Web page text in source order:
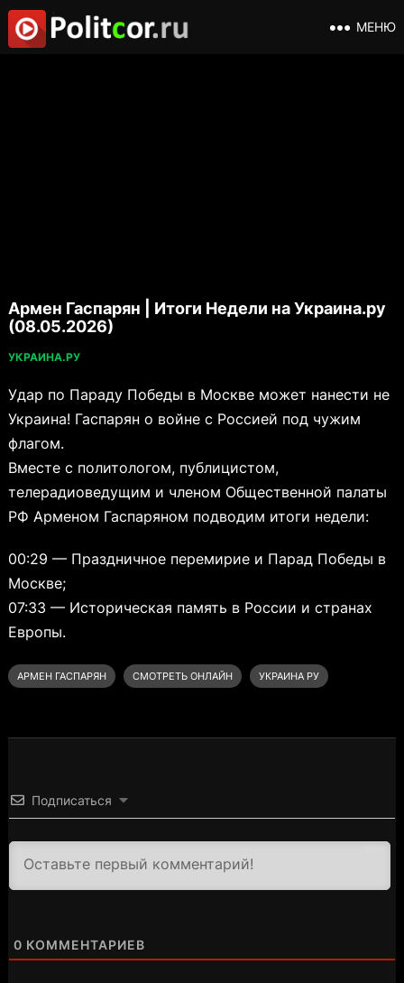
МЕНЮ
Армен Гаспарян | Итоги Недели на Украина.ру
(08.05.2026)
УКРАИНА.РУ
Удар по Параду Победы в Москве может нанести не
Украина! Гаспарян о войне c Россией под чужим
флагом.
Вместе с политологом, публицистом,
телерадиоведущим и членом Общественной палаты
РФ Арменом Гаспаряном подводим итоги недели:
00:29 — Праздничное перемирие и Парад Победы в
Москве;
07:33 — Историческая память в России и странах
Европы.
АРМЕН ГАСПАРЯН СМОТРЕТЬ ОНЛАЙН УКРАИНА РУ
Подписаться
0 КОММЕНТАРИЕВ